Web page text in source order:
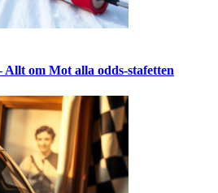
Allt om Mot alla odds-stafetten